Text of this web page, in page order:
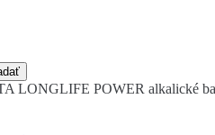
LONGLIFE POWER alkalické